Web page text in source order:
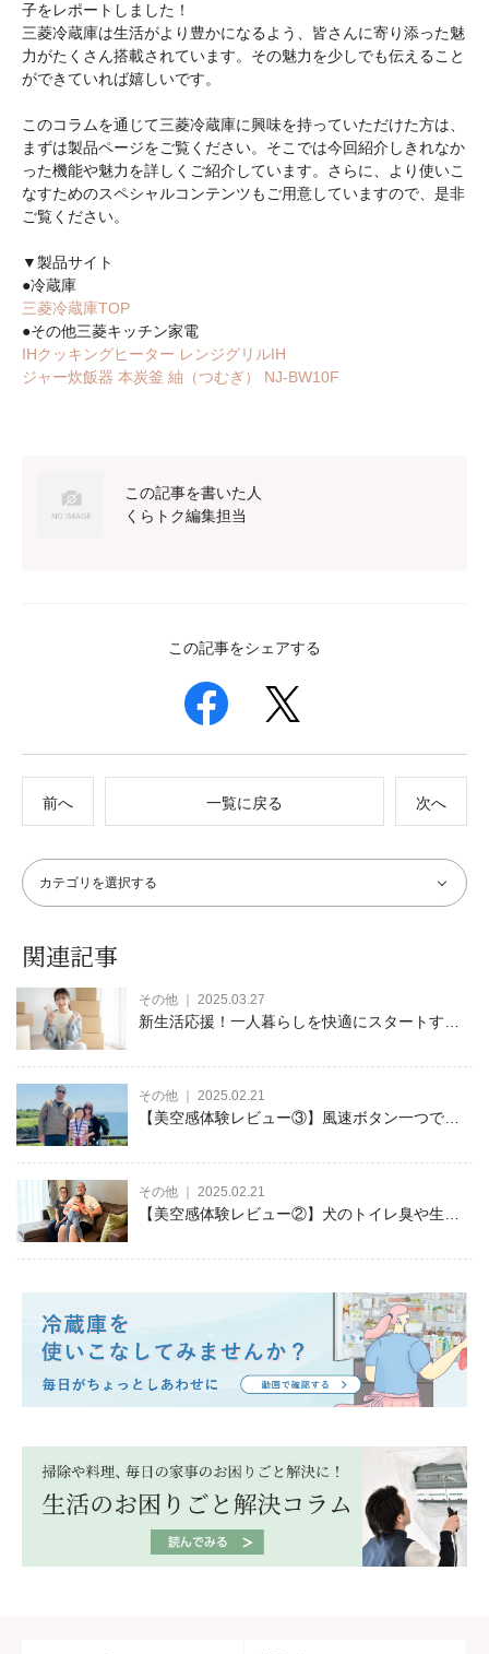
子をレポートしました！
三菱冷蔵庫は生活がより豊かになるよう、皆さんに寄り添った魅
力がたくさん搭載されています。その魅力を少しでも伝えること
ができていれば嬉しいです。
このコラムを通じて三菱冷蔵庫に興味を持っていただけた方は、
まずは製品ページをご覧ください。そこでは今回紹介しきれなか
った機能や魅力を詳しくご紹介しています。さらに、より使いこ
なすためのスペシャルコンテンツもご用意していますので、是非
ご覧ください。
▼製品サイト
●冷蔵庫
三菱冷蔵庫TOP
●その他三菱キッチン家電
IHクッキングヒーター レンジグリルIH
ジャー炊飯器 本炭釜 紬（つむぎ） NJ-BW10F
この記事を書いた人
くらトク編集担当
この記事をシェアする
前へ 一覧に戻る 次へ
関連記事
その他 ｜ 2025.03.27
新生活応援！一人暮らしを快適にスタートする
その他 ｜ 2025.02.21
【美空感体験レビュー③】風速ボタン一つで快
空清脱臭除湿機
その他 ｜ 2025.02.21
【美空感体験レビュー②】犬のトイレ臭や生活